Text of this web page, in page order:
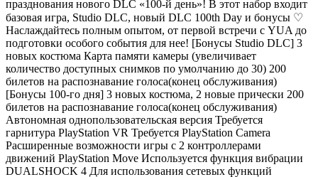
празднования нового DLC «100-й день»! В этот набор входит
базовая игра, Studio DLC, новый DLC 100th Day и бонусы ♡
Наслаждайтесь полным опытом, от первой встречи с YUA до
подготовки особого события для нее! [Бонусы Studio DLC] 3
новых костюма Карта памяти камеры (увеличивает
количество доступных снимков по умолчанию до 30) 200
билетов на распознавание голоса(конец обслуживания)
[Бонусы 100-го дня] 3 новых костюма, 2 новые прически 200
билетов на распознавание голоса(конец обслуживания)
Автономная однопользовательская версия Требуется
гарнитура PlayStation VR Требуется PlayStation Camera
Расширенные возможности игры с 2 контроллерами
движений PlayStation Move Используется функция вибрации
DUALSHOCK 4 Для использования сетевых функций